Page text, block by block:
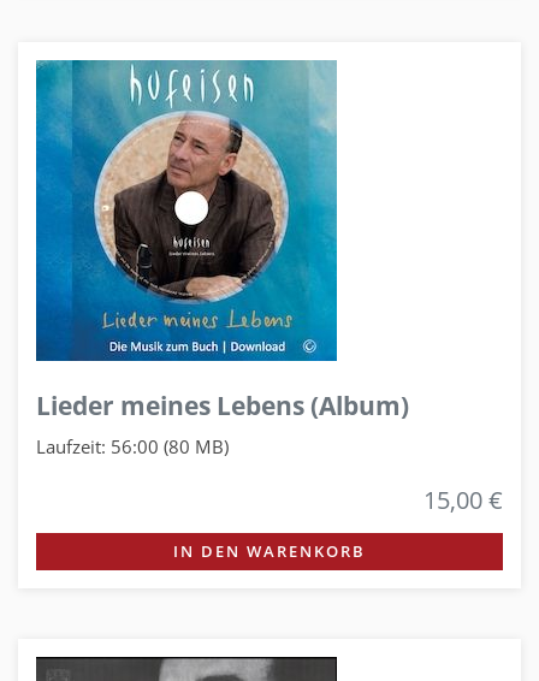
Lieder meines Lebens (Album)
Laufzeit: 56:00 (80 MB)
15,00 €
IN DEN WARENKORB